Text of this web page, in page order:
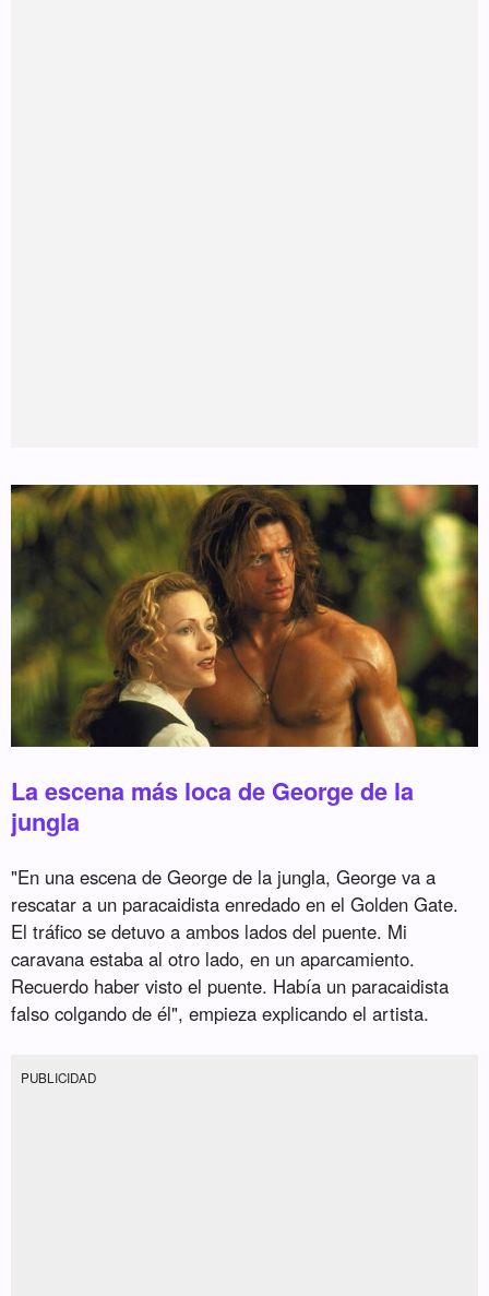
La escena más loca de George de la
jungla
"En una escena de George de la jungla, George va a
rescatar a un paracaidista enredado en el Golden Gate.
El tráfico se detuvo a ambos lados del puente. Mi
caravana estaba al otro lado, en un aparcamiento.
Recuerdo haber visto el puente. Había un paracaidista
falso colgando de él", empieza explicando el artista.
PUBLICIDAD